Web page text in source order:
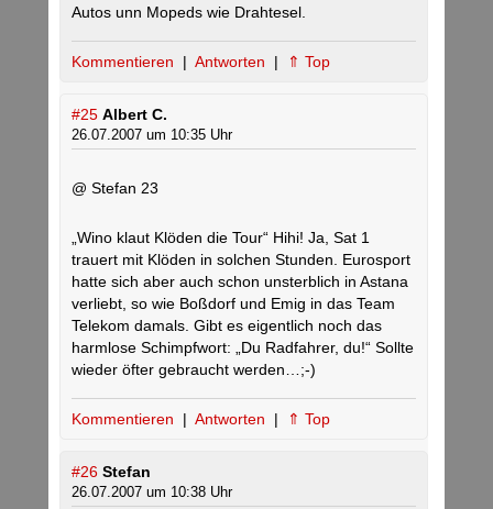
Autos unn Mopeds wie Drahtesel.
Kommentieren | Antworten | ⇑ Top
#25 Albert C.
26.07.2007 um 10:35 Uhr
@ Stefan 23
„Wino klaut Klöden die Tour“ Hihi! Ja, Sat 1
trauert mit Klöden in solchen Stunden. Eurosport
hatte sich aber auch schon unsterblich in Astana
verliebt, so wie Boßdorf und Emig in das Team
Telekom damals. Gibt es eigentlich noch das
harmlose Schimpfwort: „Du Radfahrer, du!“ Sollte
wieder öfter gebraucht werden…;-)
Kommentieren | Antworten | ⇑ Top
#26 Stefan
26.07.2007 um 10:38 Uhr